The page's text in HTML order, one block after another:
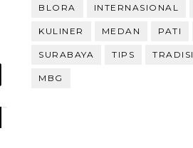
BLORA INTERNASIONAL
KULINER MEDAN PATI
SURABAYA TIPS TRADISI
MBG